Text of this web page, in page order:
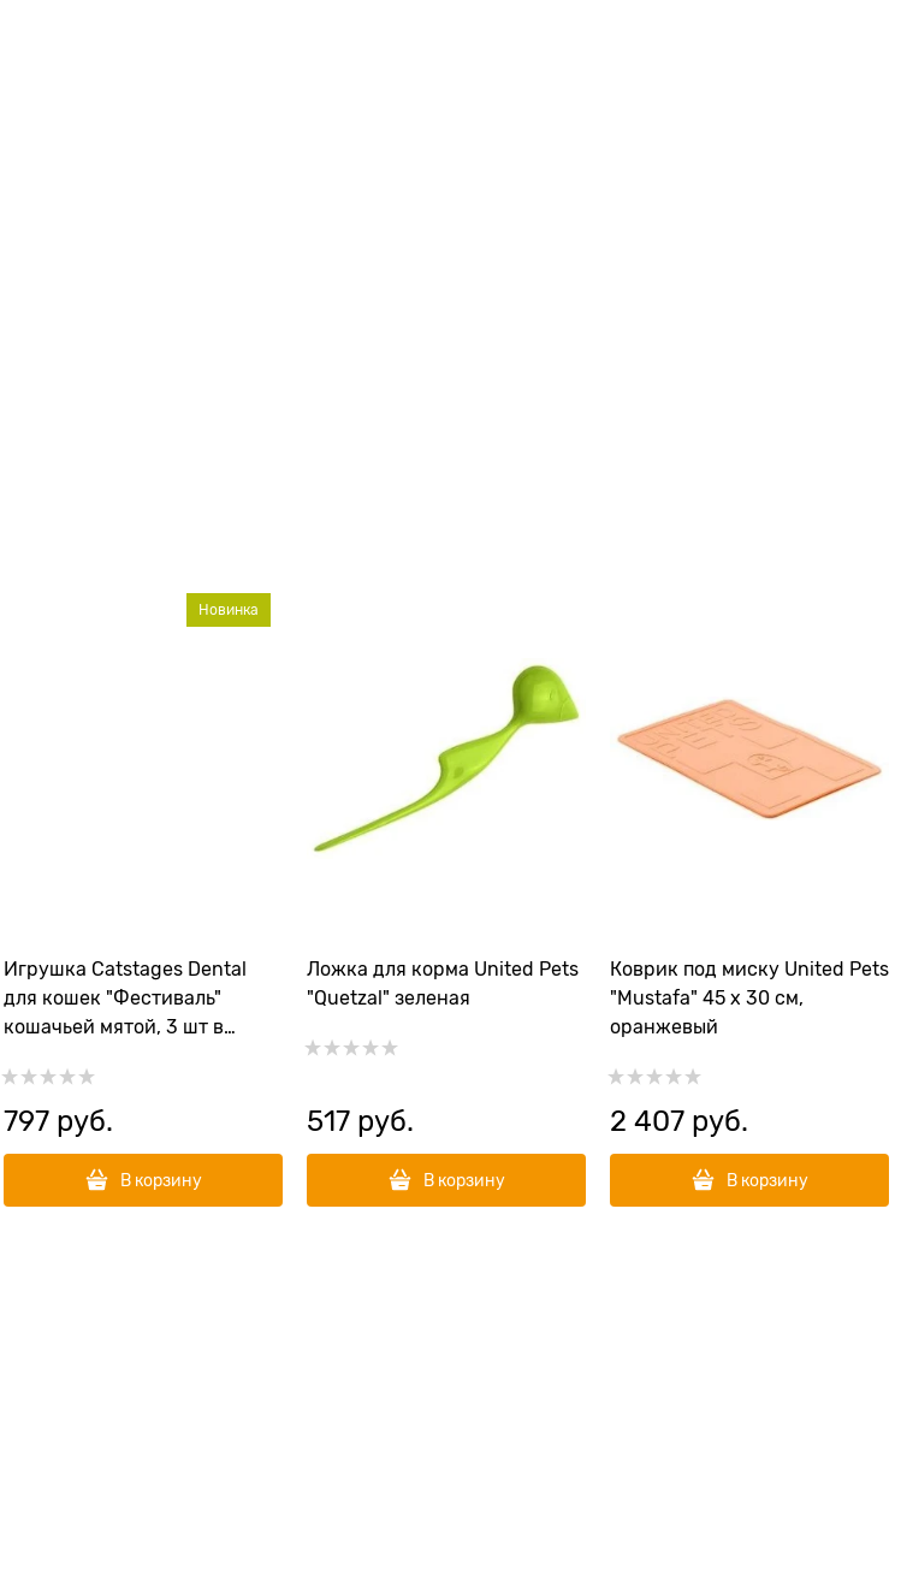
Игрушка Catstages Dental
для кошек "Фестиваль"
кошачьей мятой, 3 шт в
Новинка
797 руб.
В корзину
Ложка для корма United Pets
"Quetzal" зеленая
517 руб.
В корзину
Коврик под миску United Pets
"Mustafa" 45 х 30 см,
оранжевый
2 407 руб.
В корзину